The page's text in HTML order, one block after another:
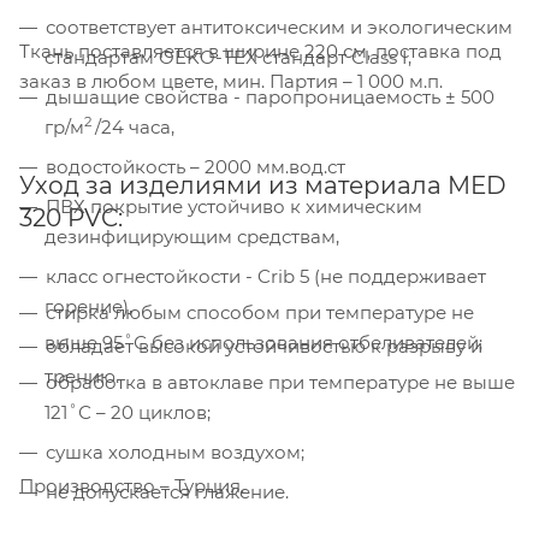
соответствует антитоксическим и экологическим
стандартам OEKO-ТEX стандарт Class I,
дышащие свойства - паропроницаемость ± 500
гр/м2 /24 часа,
водостойкость – 2000 мм.вод.ст
ПВХ покрытие устойчиво к химическим
дезинфицирующим средствам,
класс огнестойкости - Crib 5 (не поддерживает
горение),
обладает высокой устойчивостью к разрыву и
трению.
Ткань поставляется в ширине 220 см, поставка под
заказ в любом цвете, мин. Партия – 1 000 м.п.
Уход за изделиями из материала MED
320 PVC:
стирка любым способом при температуре не
выше 95˚С без использования отбеливателей;
обработка в автоклаве при температуре не выше
121˚С – 20 циклов;
сушка холодным воздухом;
не допускается глажение.
Производство – Турция.
Компания «Торговый Дом Технический
Текстиль» использует cookie-файлы и
использованием Яндекс Метрики. Это
улучшает работу сайта и